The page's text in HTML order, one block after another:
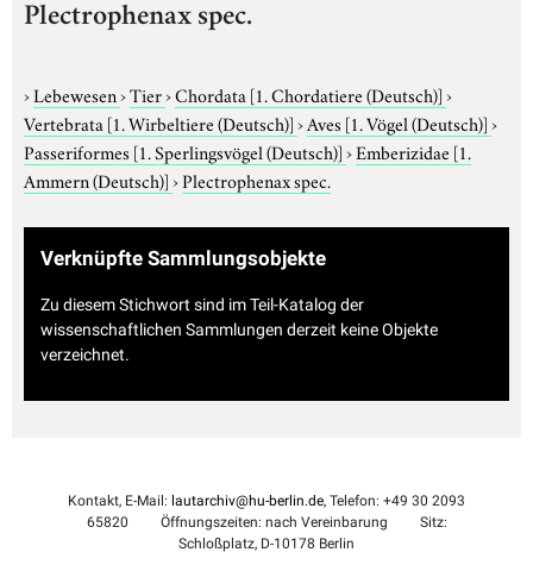
Plectrophenax spec.
›Lebewesen›Tier›Chordata [1. Chordatiere (Deutsch)]›
Vertebrata [1. Wirbeltiere (Deutsch)]›Aves [1. Vögel (Deutsch)]›
Passeriformes [1. Sperlingsvögel (Deutsch)]›Emberizidae [1.
Ammern (Deutsch)]›Plectrophenax spec.
Verknüpfte Sammlungsobjekte
Zu diesem Stichwort sind im Teil-Katalog der
wissenschaftlichen Sammlungen derzeit keine Objekte
verzeichnet.
Kontakt, E-Mail: lautarchiv@hu-berlin.de, Telefon: +49 30 2093
65820
Öffnungszeiten: nach Vereinbarung
Sitz:
Schloßplatz, D-10178 Berlin